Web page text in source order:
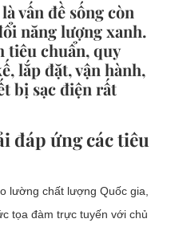
vấn đề sống còn
năng lượng xanh.
tiêu chuẩn, quy
lắp đặt, vận hành,
bị sạc điện rất
đáp ứng các tiêu
lường chất lượng Quốc gia,
tọa đàm trực tuyến với chủ